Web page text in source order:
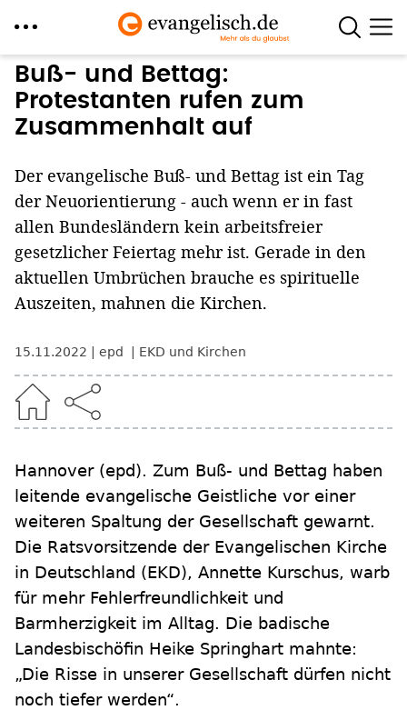
Direkt
zum
Inhalt
Buß- und Bettag:
Protestanten rufen zum
Zusammenhalt auf
Der evangelische Buß- und Bettag ist ein Tag
der Neuorientierung - auch wenn er in fast
allen Bundesländern kein arbeitsfreier
gesetzlicher Feiertag mehr ist. Gerade in den
aktuellen Umbrüchen brauche es spirituelle
Auszeiten, mahnen die Kirchen.
15.11.2022 epd EKD und Kirchen
Hannover (epd). Zum Buß- und Bettag haben
leitende evangelische Geistliche vor einer
weiteren Spaltung der Gesellschaft gewarnt.
Die Ratsvorsitzende der Evangelischen Kirche
in Deutschland (EKD), Annette Kurschus, warb
für mehr Fehlerfreundlichkeit und
Barmherzigkeit im Alltag. Die badische
Landesbischöfin Heike Springhart mahnte:
„Die Risse in unserer Gesellschaft dürfen nicht
noch tiefer werden“.